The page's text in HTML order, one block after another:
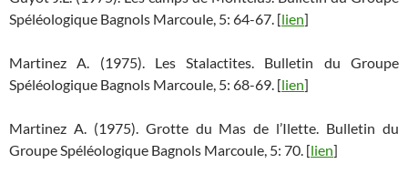
Spéléologique Bagnols Marcoule, 5: 64-67. [lien]
Martinez A. (1975). Les Stalactites. Bulletin du Groupe
Spéléologique Bagnols Marcoule, 5: 68-69. [lien]
Martinez A. (1975). Grotte du Mas de l’Ilette. Bulletin du
Groupe Spéléologique Bagnols Marcoule, 5: 70. [lien]